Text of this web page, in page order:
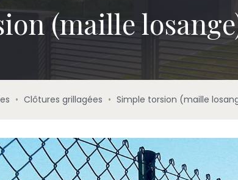
(maille
• Clôtures grillagées • Simple torsion (maille